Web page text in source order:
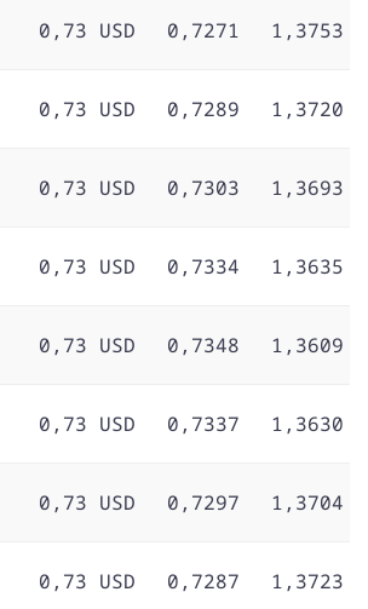
0,73 USD 0,7271 1,3753
0,73 USD 0,7289 1,3720
0,73 USD 0,7303 1,3693
0,73 USD 0,7334 1,3635
0,73 USD 0,7348 1,3609
0,73 USD 0,7337 1,3630
0,73 USD 0,7297 1,3704
0,73 USD 0,7287 1,3723